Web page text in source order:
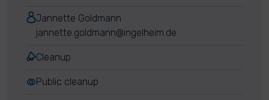
Jannette Goldmann
jannette.goldmann@ingelheim.de
Cleanup
Public cleanup